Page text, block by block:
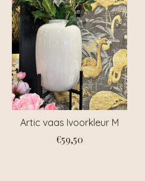
Artic vaas Ivoorkleur M
€59,50